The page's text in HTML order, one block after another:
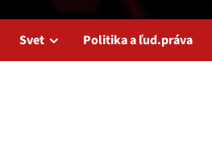
Svet Politika a ľud.práva